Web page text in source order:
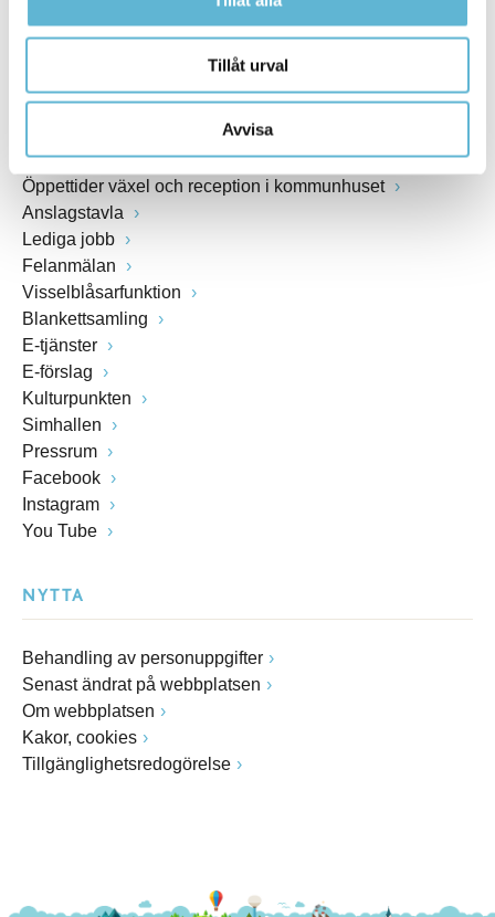
Tillåt urval
Avvisa
Fax: 0456-82 22 00
Öppettider växel och reception i kommunhuset
Anslagstavla
Lediga jobb
Felanmälan
Visselblåsarfunktion
Blankettsamling
E-tjänster
E-förslag
Kulturpunkten
Simhallen
Pressrum
Facebook
Instagram
You Tube
NYTTA
Behandling av personuppgifter
Senast ändrat på webbplatsen
Om webbplatsen
Kakor, cookies
Tillgänglighetsredogörelse